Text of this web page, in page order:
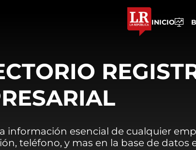
INICIO
información esencial de cualquier
teléfono, y mas en la base de